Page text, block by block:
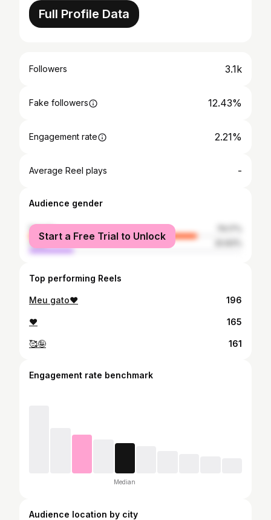
Full Profile Data
Followers 3.1k
Fake followers 12.43%
Engagement rate 2.21%
Average Reel plays -
Audience gender
female
male
Start a Free Trial to Unlock
Top performing Reels
Meu gato❤️ 196
❤️ 165
🥰🤪 161
Engagement rate benchmark
Median
Audience location by city